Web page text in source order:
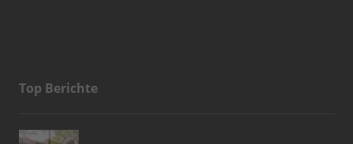
Top Berichte